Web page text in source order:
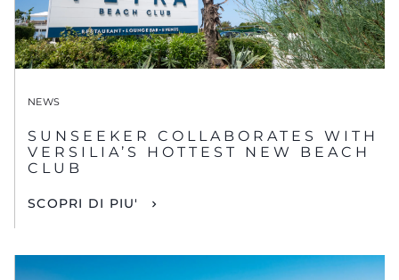
NEWS
SUNSEEKER COLLABORATES WITH
VERSILIA’S HOTTEST NEW BEACH
CLUB
SCOPRI DI PIU'